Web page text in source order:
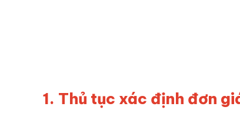
1. Thủ tục xác định đơn